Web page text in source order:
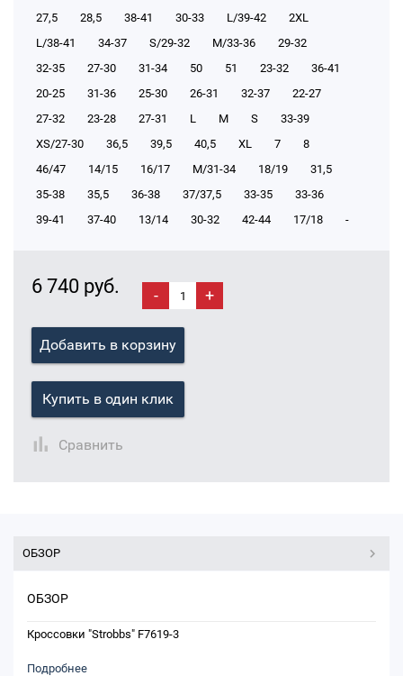
27,5
28,5 38-41 30-33 L/39-42
2XL
L/38-41
34-37 S/29-32 М/33-36
29-32
32-35
27-30 31-34 50 51 23-32
36-41
20-25
31-36 25-30 26-31 32-37
22-27
27-32
23-28 27-31 L M S
33-39
XS/27-30
36,5 39,5 40,5 XL 7
8
46/47
14/15 16/17 М/31-34 18/19
31,5
35-38
35,5 36-38 37/37,5 33-35
33-36
39-41
37-40 13/14 30-32 42-44 17/18 -
6 740 руб. - +
Добавить в корзину
Купить в один клик
Сравнить
ОБЗОР
ОБЗОР
Кроссовки "Strobbs" F7619-3
Подробнее